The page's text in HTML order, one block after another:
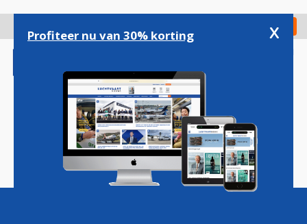
gaan
Check in
Magazine Podcasts Vacatures
Profiteer nu van 30% korting x